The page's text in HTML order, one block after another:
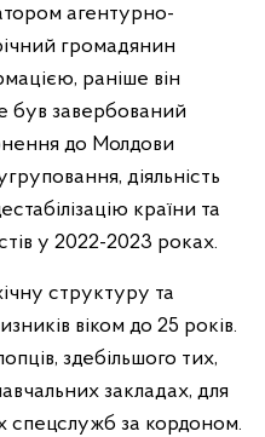
агентурно-
громадянин
раніше він
був завербований
до Молдови
діяльність
країни та
у 2022-2023 роках.
структуру та
віком до 25 років.
здебільшого тих,
закладах, для
спецслужб за кордоном.